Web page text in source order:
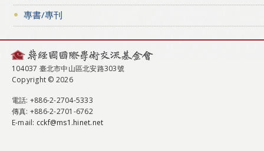
專書/專刊
104037 臺北市中山區北安路303號
Copyright © 2026
電話: +886-2-2704-5333
傳真: +886-2-2701-6762
E-mail: cckf@ms1.hinet.net